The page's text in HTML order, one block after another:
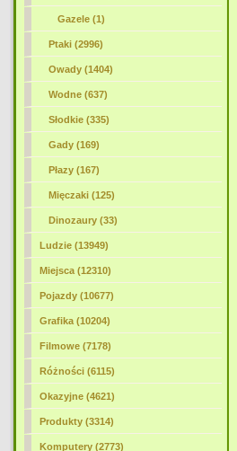
Gazele (1)
Ptaki (2996)
Owady (1404)
Wodne (637)
Słodkie (335)
Gady (169)
Płazy (167)
Mięczaki (125)
Dinozaury (33)
Ludzie (13949)
Miejsca (12310)
Pojazdy (10677)
Grafika (10204)
Filmowe (7178)
Różności (6115)
Okazyjne (4621)
Produkty (3314)
Komputery (2773)